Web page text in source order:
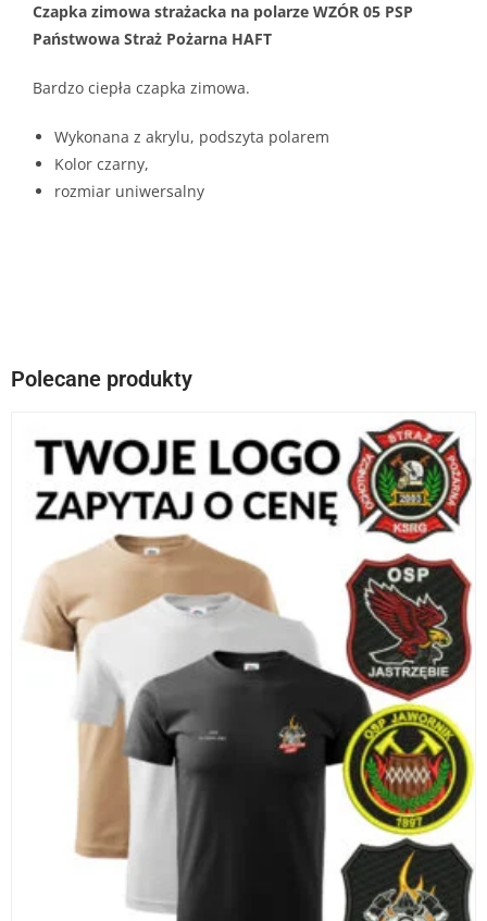
Czapka zimowa strażacka na polarze WZÓR 05 PSP
Państwowa Straż Pożarna HAFT
Bardzo ciepła czapka zimowa.
Wykonana z akrylu, podszyta polarem
Kolor czarny,
rozmiar uniwersalny
Polecane produkty